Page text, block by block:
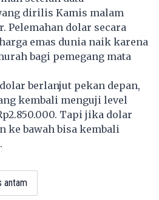
dirilis Kamis malam
Pelemahan dolar secara
emas dunia naik karena
bagi pemegang mata
berlanjut pekan depan,
kembali menguji level
Tapi jika dolar
ke bawah bisa kembali
antam